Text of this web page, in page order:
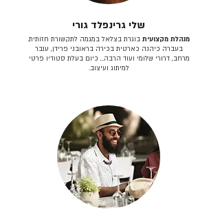
שלי גרינפלד גורי
מנהלת מקצועית בוגרת בצלאל במגמה לתקשורת חזותית.
בעברה כיהנה כארטית בכירה בראובני פרידן, ענבר
מרחב, דרורי שלומי ועוד הרבה… כיום בעלת סטודיו פרטי
למיתוג ועיצוב.